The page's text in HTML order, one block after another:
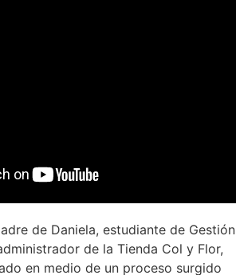
de Daniela, estudiante de Gestión
de la Tienda Col y Flor,
en medio de un proceso surgido